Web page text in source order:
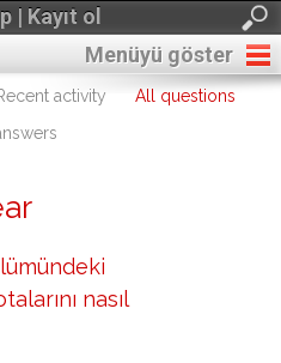
| Kayıt ol
Menüyü göster
activity
All questions
nasıl